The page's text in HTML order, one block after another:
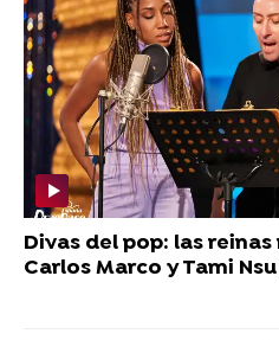
Divas del pop: las
Carlos Marco y Tami